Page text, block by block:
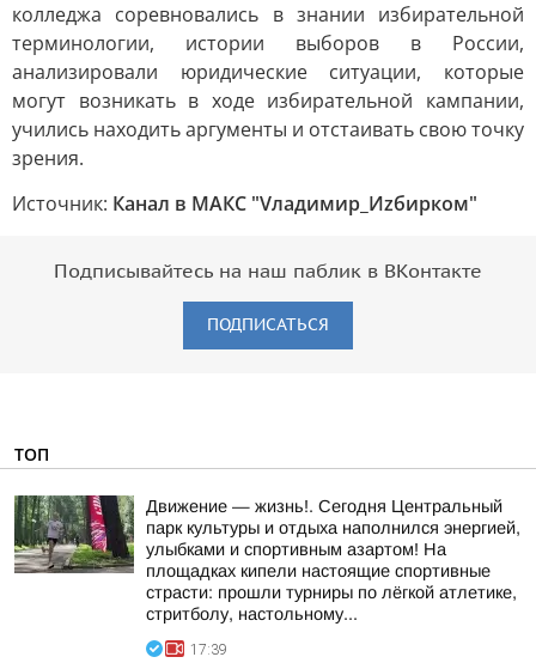
колледжа соревновались в знании избирательной
терминологии, истории выборов в России,
анализировали юридические ситуации, которые
могут возникать в ходе избирательной кампании,
учились находить аргументы и отстаивать свою точку
зрения.
Источник: Канал в МАКС "Vладимир_Иzбирком"
Подписывайтесь на наш паблик в ВКонтакте
ПОДПИСАТЬСЯ
ТОП
Движение — жизнь!. Сегодня Центральный
парк культуры и отдыха наполнился энергией,
улыбками и спортивным азартом! На
площадках кипели настоящие спортивные
страсти: прошли турниры по лёгкой атлетике,
стритболу, настольному...
17:39